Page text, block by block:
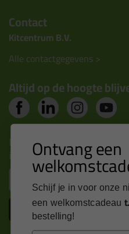
Contact
Kitcentrum B.V.
Alle contactgegevens >
Altijd op de hoogte
Nieuws, tips en exclusieve
inbox Ontvang een
Schijf je in voor onze
een welkomstcadeau
bestelling!